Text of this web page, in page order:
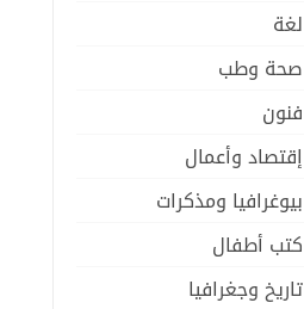
لغة
صحة وطب
فنون
إقتصاد وأعمال
بيوغرافيا ومذكرات
كتب أطفال
تاريخ وجغرافيا